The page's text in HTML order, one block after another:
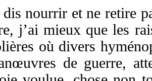
disnourrir et neretire
, j’ai mieux que les
où divers
de guerre,